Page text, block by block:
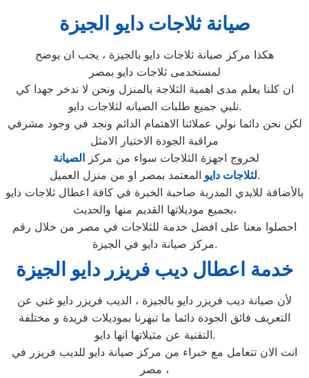
صيانة ثلاجات دايو الجيزة
هكذا مركز صيانة ثلاجات دايو بالجيزة ، يجب ان يوضح
لمستخدمى ثلاجات دايو بمصر
ان كلنا يعلم مدى اهمية الثلاجة بالمنزل ونحن لا ندخر جهدا كي
نلبي جميع طلبات الصيانه لثلاجات دايو.
لكن نحن دائما نولي عملائنا الاهتمام الدائم ونجد في وجود مشرفي
مراقبة الجودة الاختيار الامثل
لخروج اجهزة الثلاجات سواء من مركز الصيانة
لثلاجات دايوالمعتمد بمصر او من منزل العميل.
بالأضافة للايدي المدربة صاحبة الخبرة في كافة اعطال ثلاجات دايو
بجميع موديلاتها القديم منها والحديث،
احصلوا معنا على افضل خدمة للثلاجات في مصر من خلال رقم
مركز صيانة دايو في الجيزة.
خدمة اعطال ديب فريزر دايو الجيزة
لأن صيانة ديب فريزر دايو بالجيزة ، الديب فريزر دايو غني عن
التعريف فائق الجودة دائما ما تبهرنا بموديلات فريدة و مختلفة
التقنية عن مثيلاتها انها دايو.
انت الان تتعامل مع خبراء من مركز صيانة دايو للديب فريزر في
مصر ،